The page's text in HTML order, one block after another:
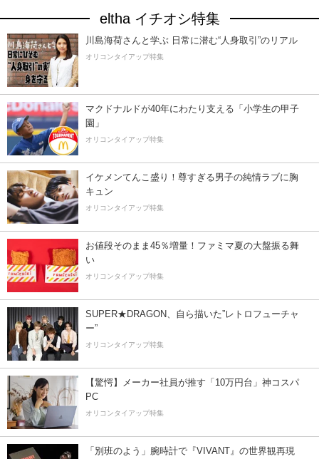
eltha イチオシ特集
川島海荷さんと学ぶ 日常に潜む“人身取引”のリアル
オリコンタイアップ特集
マクドナルドが40年にわたり支える「小学生の甲子
園」
オリコンタイアップ特集
イケメンてんこ盛り！尊すぎる男子の純情ラブに胸
キュン
オリコンタイアップ特集
お値段そのまま45％増量！ファミマ夏の大盤振る舞
い
オリコンタイアップ特集
SUPER★DRAGON、自ら描いた”レトロフューチャ
ー”
オリコンタイアップ特集
【驚愕】メーカー社員が推す「10万円台」神コスパ
PC
オリコンタイアップ特集
「別班のよう」腕時計で『VIVANT』の世界観再現